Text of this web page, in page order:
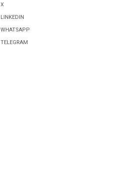
X
LINKEDIN
WHATSAPP
TELEGRAM